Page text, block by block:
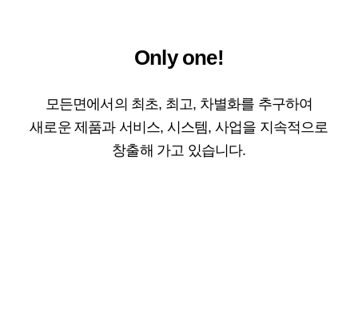
Only one!
모든면에서의 최초, 최고, 차별화를 추구하여
새로운 제품과 서비스, 시스템, 사업을 지속적으로
창출해 가고 있습니다.